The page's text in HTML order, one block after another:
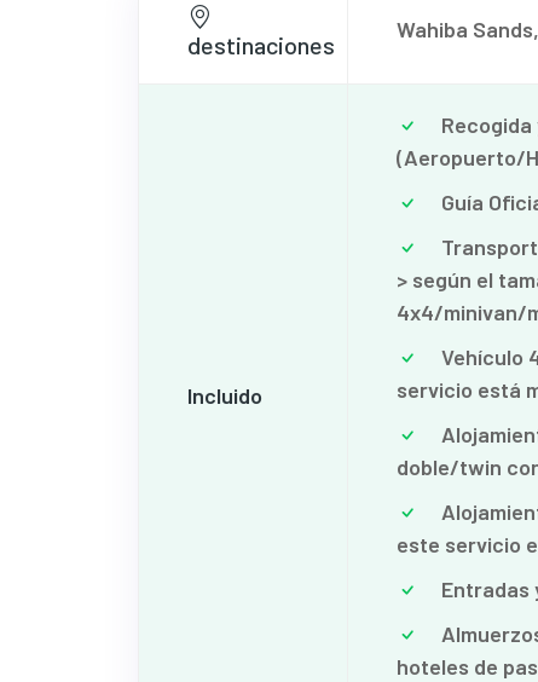
destinaciones
Wahiba
Incluido
Recogida
(Aeropuerto/
Guía
> según el
4x4/minivan/
Vehículo
servicio está
doble/twin
este servicio
Entradas
hoteles de